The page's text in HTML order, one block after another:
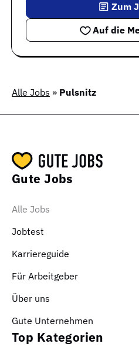
Auf die
Zum
Alle Jobs » Pulsnitz
Gute Jobs
Alle Jobs
Jobtest
Karriereguide
Für Arbeitgeber
Über uns
Gute Unternehmen
Top Kategorien